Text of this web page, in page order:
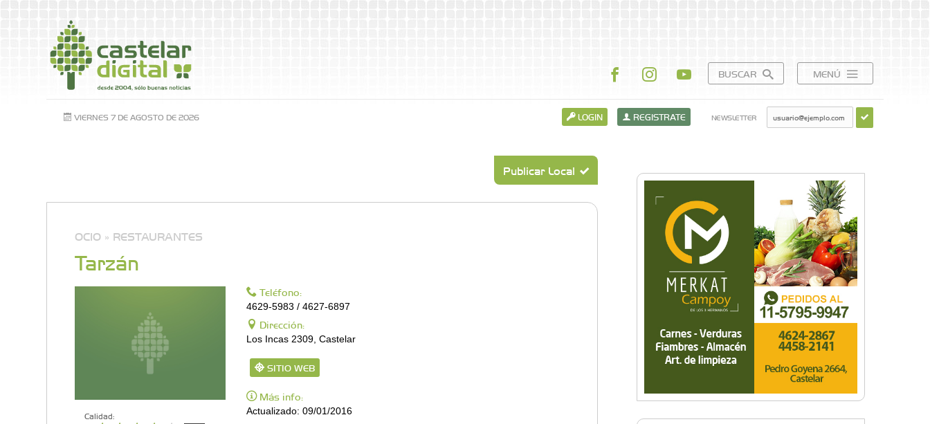
BUSCAR MENÚ
VIERNES 7 DE AGOSTO DE 2026 LOGIN REGISTRATE NEWSLETTER
Publicar Local
OCIO » RESTAURANTES
Tarzán
Calidad:
Teléfono:
4629-5983 / 4627-6897
Dirección:
Los Incas 2309, Castelar
SITIO WEB
Más info:
Actualizado: 09/01/2016